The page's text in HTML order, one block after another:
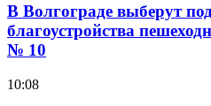
В Волгограде выберут
благоустройства
№ 10
10:08